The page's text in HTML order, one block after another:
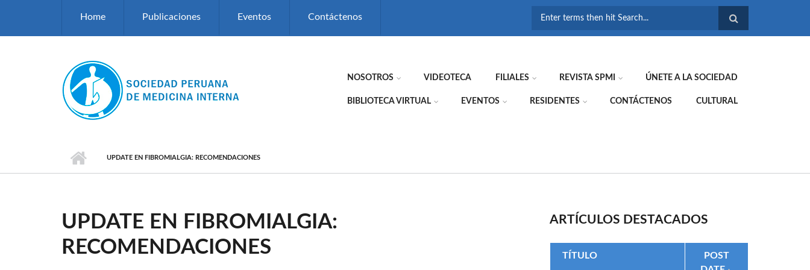
Home Publicaciones Eventos Contáctenos
NOSOTROS VIDEOTECA FILIALES REVISTA SPMI ÚNETE A LA SOCIEDAD
BIBLIOTECA VIRTUAL EVENTOS RESIDENTES CONTÁCTENOS CULTURAL
UPDATE EN FIBROMIALGIA: RECOMENDACIONES
UPDATE EN FIBROMIALGIA:
RECOMENDACIONES
ARTÍCULOS DESTACADOS
TÍTULO
POST